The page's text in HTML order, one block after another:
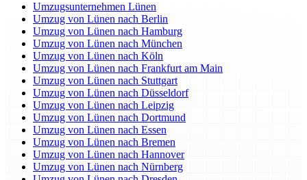
Umzugsunternehmen Lünen
Umzug von Lünen nach Berlin
Umzug von Lünen nach Hamburg
Umzug von Lünen nach München
Umzug von Lünen nach Köln
Umzug von Lünen nach Frankfurt am Main
Umzug von Lünen nach Stuttgart
Umzug von Lünen nach Düsseldorf
Umzug von Lünen nach Leipzig
Umzug von Lünen nach Dortmund
Umzug von Lünen nach Essen
Umzug von Lünen nach Bremen
Umzug von Lünen nach Hannover
Umzug von Lünen nach Nürnberg